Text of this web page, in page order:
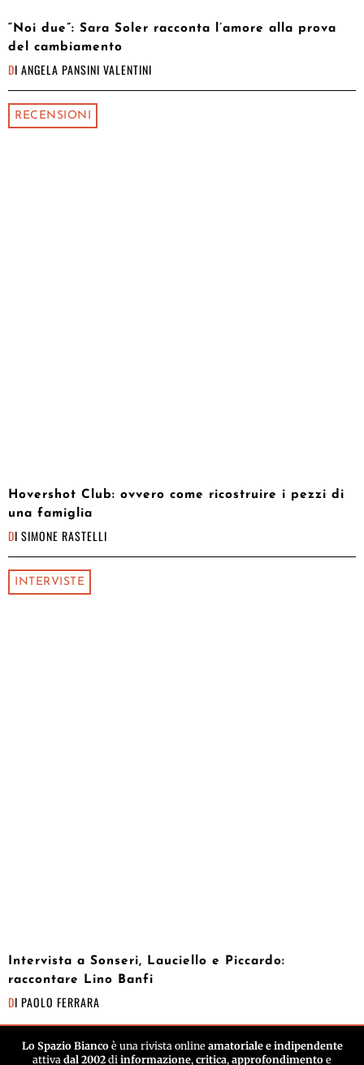
“Noi due”: Sara Soler racconta l’amore alla prova
del cambiamento
DI ANGELA PANSINI VALENTINI
RECENSIONI
Hovershot Club: ovvero come ricostruire i pezzi di
una famiglia
DI SIMONE RASTELLI
INTERVISTE
Intervista a Sonseri, Lauciello e Piccardo:
raccontare Lino Banfi
DI PAOLO FERRARA
Lo Spazio Biancoè una rivista online amatoriale e indipendente
attiva dal 2002 di informazione, critica, approfondimento e